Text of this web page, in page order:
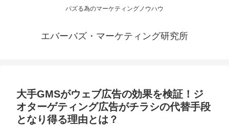
バズる為のマーケティングノウハウ
エバーバズ・マーケティング研究所
大手GMSがウェブ広告の効果を検証！ジ
オターゲティング広告がチラシの代替手段
となり得る理由とは？